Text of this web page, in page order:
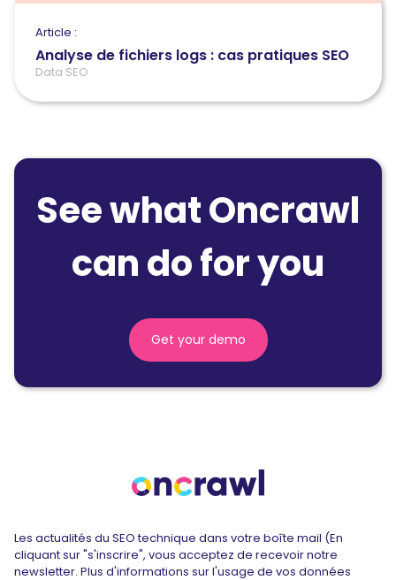
Article :
Analyse de fichiers logs : cas pratiques SEO
Data SEO
See what Oncrawl
can do for you
Get your demo
Les actualités du SEO technique dans votre boîte mail (En
cliquant sur "s'inscrire", vous acceptez de recevoir notre
newsletter. Plus d'informations sur l'usage de vos données